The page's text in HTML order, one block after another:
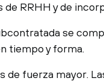
RRHH y de
se
tiempo y forma.
de fuerza mayor.